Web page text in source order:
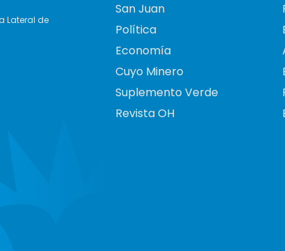
Lateral de
San Juan
Política
Economía
Cuyo Minero
Suplemento Verde
Revista OH